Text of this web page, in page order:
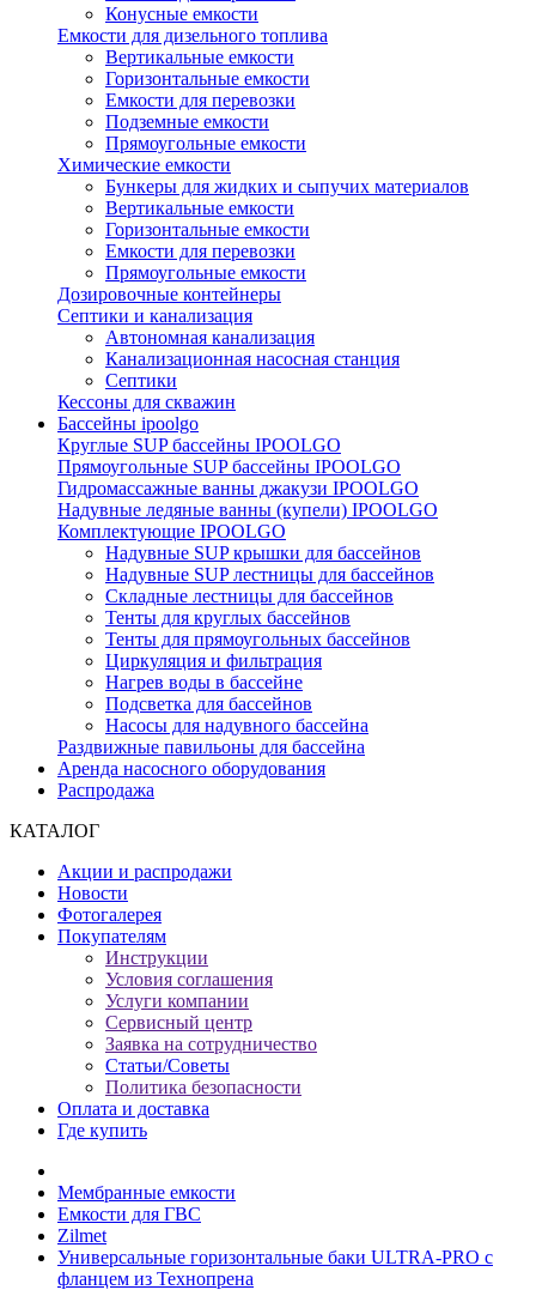
Конусные емкости
Емкости для дизельного топлива
Вертикальные емкости
Горизонтальные емкости
Емкости для перевозки
Подземные емкости
Прямоугольные емкости
Химические емкости
Бункеры для жидких и сыпучих материалов
Вертикальные емкости
Горизонтальные емкости
Емкости для перевозки
Прямоугольные емкости
Дозировочные контейнеры
Септики и канализация
Автономная канализация
Канализационная насосная станция
Септики
Кессоны для скважин
Бассейны ipoolgo
Круглые SUP бассейны IPOOLGO
Прямоугольные SUP бассейны IPOOLGO
Гидромассажные ванны джакузи IPOOLGO
Надувные ледяные ванны (купели) IPOOLGO
Комплектующие IPOOLGO
Надувные SUP крышки для бассейнов
Надувные SUP лестницы для бассейнов
Складные лестницы для бассейнов
Тенты для круглых бассейнов
Тенты для прямоугольных бассейнов
Циркуляция и фильтрация
Нагрев воды в бассейне
Подсветка для бассейнов
Насосы для надувного бассейна
Раздвижные павильоны для бассейна
Аренда насосного оборудования
Распродажа
КАТАЛОГ
Акции и распродажи
Новости
Фотогалерея
Покупателям
Инструкции
Условия соглашения
Услуги компании
Сервисный центр
Заявка на сотрудничество
Статьи/Советы
Политика безопасности
Оплата и доставка
Где купить
Мембранные емкости
Емкости для ГВС
Zilmet
Универсальные горизонтальные баки ULTRA-PRO с
фланцем из Технопрена